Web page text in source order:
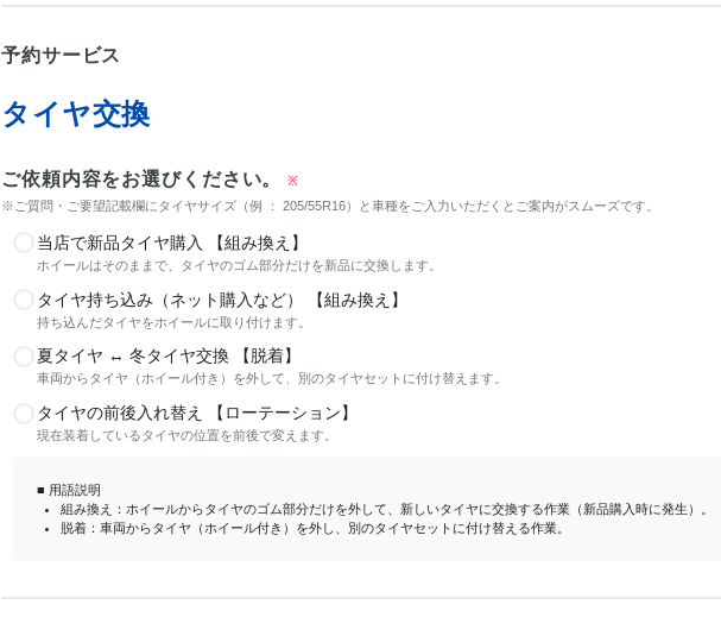
予約サービス
タイヤ交換
ご依頼内容をお選びください。 ※
※ご質問・ご要望記載欄にタイヤサイズ（例 ： 205/55R16）と車種をご入力いただくとご案内がスムーズです。
当店で新品タイヤ購入 【組み換え】
ホイールはそのままで、タイヤのゴム部分だけを新品に交換します。
タイヤ持ち込み（ネット購入など） 【組み換え】
持ち込んだタイヤをホイールに取り付けます。
夏タイヤ ↔ 冬タイヤ交換 【脱着】
車両からタイヤ（ホイール付き）を外して、別のタイヤセットに付け替えます。
タイヤの前後入れ替え 【ローテーション】
現在装着しているタイヤの位置を前後で変えます。
■ 用語説明
組み換え：ホイールからタイヤのゴム部分だけを外して、新しいタイヤに交換する作業（新品購入時に発生）。
脱着：車両からタイヤ（ホイール付き）を外し、別のタイヤセットに付け替える作業。